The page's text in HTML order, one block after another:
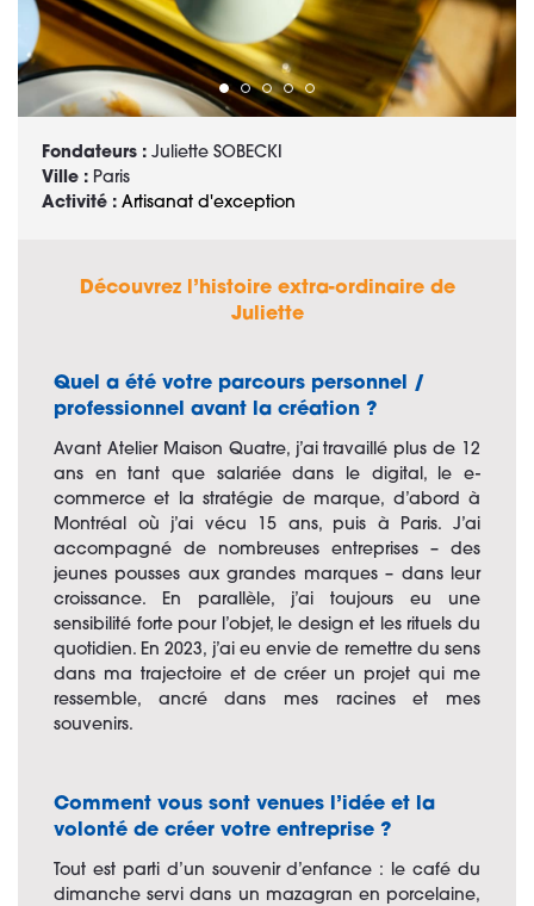
Fondateurs : Juliette SOBECKI
Ville : Paris
Activité : Artisanat d'exception
Découvrez l’histoire extra-ordinaire de
Juliette
Quel a été votre parcours personnel /
professionnel avant la création ?
Avant Atelier Maison Quatre, j’ai travaillé plus de 12
ans en tant que salariée dans le digital, le e-
commerce et la stratégie de marque, d’abord à
Montréal où j’ai vécu 15 ans, puis à Paris. J’ai
accompagné de nombreuses entreprises – des
jeunes pousses aux grandes marques – dans leur
croissance. En parallèle, j’ai toujours eu une
sensibilité forte pour l’objet, le design et les rituels du
quotidien. En 2023, j’ai eu envie de remettre du sens
dans ma trajectoire et de créer un projet qui me
ressemble, ancré dans mes racines et mes
souvenirs.
Comment vous sont venues l’idée et la
volonté de créer votre entreprise ?
Tout est parti d’un souvenir d’enfance : le café du
dimanche servi dans un mazagran en porcelaine,